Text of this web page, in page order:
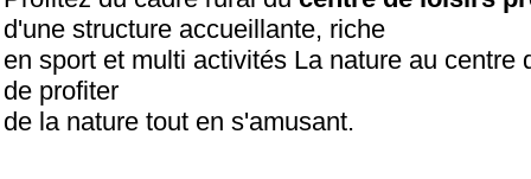
d'une structure accueillante, riche
en sport et multi activités La nature au
de profiter
de la nature tout en s'amusant.